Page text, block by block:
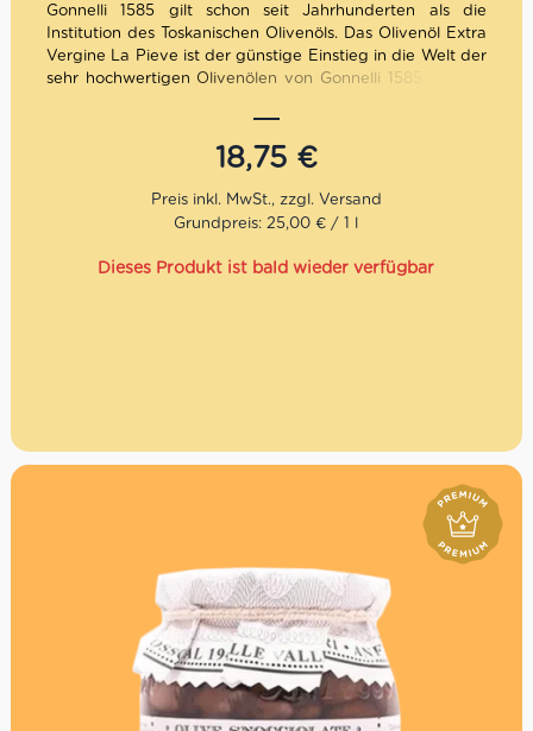
Gonnelli 1585 gilt schon seit Jahrhunderten als die
Institution des Toskanischen Olivenöls. Das Olivenöl Extra
Vergine La Pieve ist der günstige Einstieg in die Welt der
sehr hochwertigen Olivenölen von Gonnelli 1585. Das La
ist es im Geschmack herrlich ausgewogen und fruchtig.
Mengenrabatt: erhalte beim Kauf von 3 nativen
Olivenölen Extra 12% Rabatt pro Artikel.
18,75 €
Grundpreis: 25,00 € / 1 l
Dieses Produkt ist bald wieder verfügbar